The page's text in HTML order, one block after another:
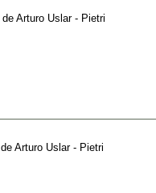
de Arturo Uslar - Pietri
de Arturo Uslar - Pietri